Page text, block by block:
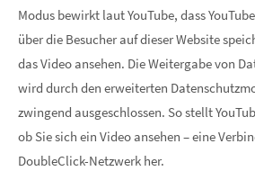
Modus bewirkt laut YouTube, dass
über die Besucher auf dieser Website
das Video ansehen. Die Weitergabe von
wird durch den erweiterten
zwingend ausgeschlossen. So stellt
ob Sie sich ein Video ansehen – eine
DoubleClick-Netzwerk her.